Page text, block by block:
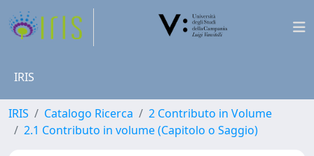
IRIS
IRIS Catalogo Ricerca
2 Contributo in Volume
2.1 Contributo in volume (Capitolo o Saggio)